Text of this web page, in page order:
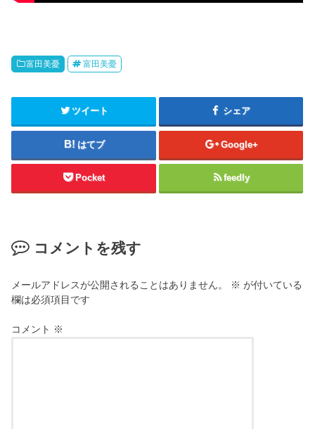
富田美憂 富田美憂
ツイート シェア
はてブ Google+
Pocket feedly
コメントを残す
メールアドレスが公開されることはありません。 ※ が付いている
欄は必須項目です
コメント ※